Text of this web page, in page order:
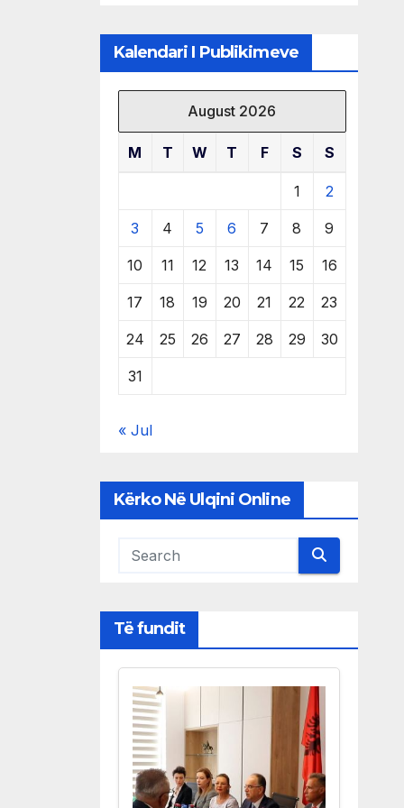
Kalendari I Publikimeve
August 2026
M T W T F S S
1 2
3 4 5 6 7 8 9
10 11 12 13 14 15 16
17 18 19 20 21 22 23
24 25 26 27 28 29 30
31
« Jul
Kërko Në Ulqini Online
Të fundit